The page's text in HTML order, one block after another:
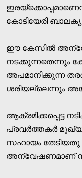
കോടിയേരി
ഈ കേസില്‍
നടക്കുന്നതെന്നും
അപമാനിക്കുന്ന
ശരിയല്ലെന്നും
ആക്രമിക്കപ്പെട്ട
പ്രവര്‍ത്തകര്‍
സഹായം
അന്വേഷണമാണ്